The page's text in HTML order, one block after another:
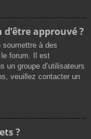
approuvé ?
soumettre à des
forum. Il est
un groupe d’utilisateurs
veuillez contacter un
?